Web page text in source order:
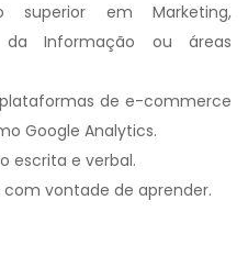
superior em Marketing,
da Informação ou áreas
de e-commerce
Google Analytics.
escrita e verbal.
com vontade de aprender.